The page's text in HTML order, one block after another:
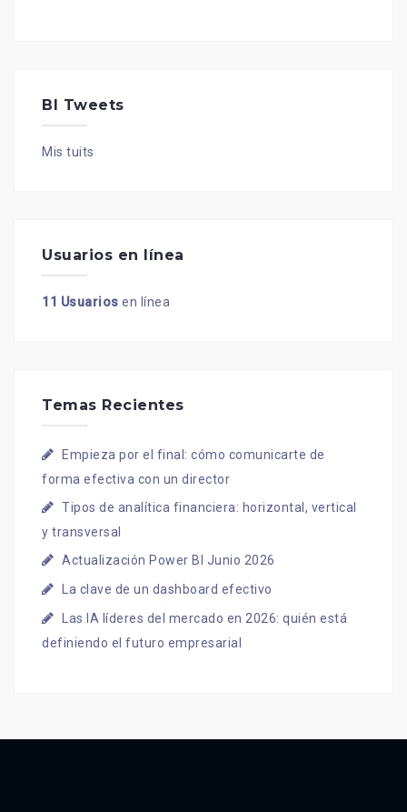
BI Tweets
Mis tuits
Usuarios en línea
11 Usuarios en línea
Temas Recientes
Empieza por el final: cómo comunicarte de
forma efectiva con un director
Tipos de analítica financiera: horizontal, vertical
y transversal
Actualización Power BI Junio 2026
La clave de un dashboard efectivo
Las IA líderes del mercado en 2026: quién está
definiendo el futuro empresarial